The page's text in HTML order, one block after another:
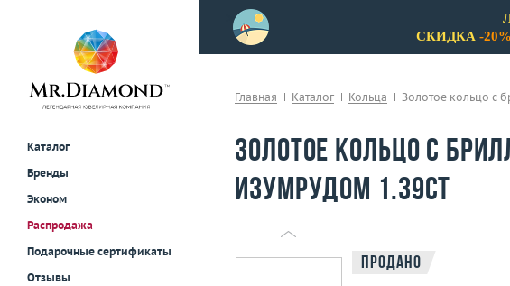
Каталог
Бренды
Эконом
Распродажа
Подарочные сертификаты
Отзывы
примерки!
СКИДКА -20%
Главная Каталог Кольца Золотое кольцо с
Золотое кольцо с
изумрудом 1.39ct
Продано